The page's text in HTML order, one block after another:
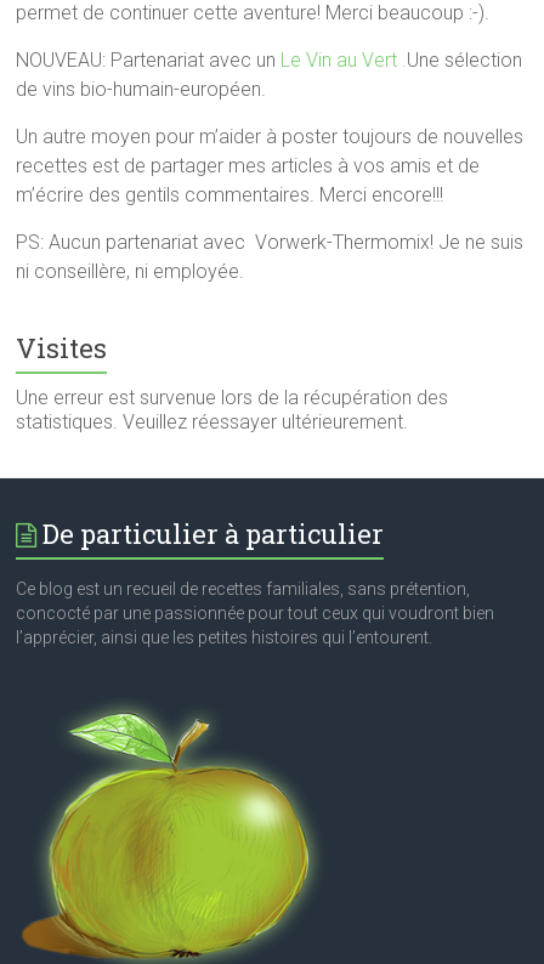
permet de continuer cette aventure! Merci beaucoup :-).
NOUVEAU: Partenariat avec un Le Vin au Vert .Une sélection
de vins bio-humain-européen.
Un autre moyen pour m’aider à poster toujours de nouvelles
recettes est de partager mes articles à vos amis et de
m’écrire des gentils commentaires. Merci encore!!!
PS: Aucun partenariat avec Vorwerk-Thermomix! Je ne suis
ni conseillère, ni employée.
Visites
Une erreur est survenue lors de la récupération des
statistiques. Veuillez réessayer ultérieurement.
De particulier à particulier
Ce blog est un recueil de recettes familiales, sans prétention,
concocté par une passionnée pour tout ceux qui voudront bien
l’apprécier, ainsi que les petites histoires qui l’entourent.